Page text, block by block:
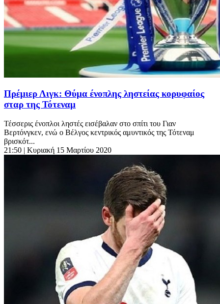
Πρέμιερ Λιγκ: Θύμα ένοπλης ληστείας κορυφαίος
σταρ της Τότεναμ
Τέσσερις ένοπλοι ληστές εισέβαλαν στο σπίτι του Γιαν
Βερτόνγκεν, ενώ ο Βέλγος κεντρικός αμυντικός της Τότεναμ
βρισκότ...
21:50 | Κυριακή 15 Μαρτίου 2020